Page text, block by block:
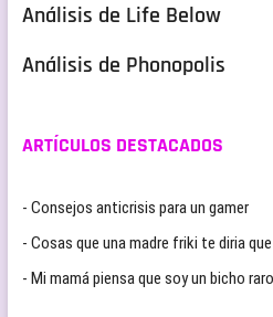
Análisis de Life Below
Análisis de Phonopolis
ARTÍCULOS DESTACADOS
- Consejos anticrisis para un gamer
- Cosas que una madre friki te diria
- Mi mamá piensa que soy un bicho raro